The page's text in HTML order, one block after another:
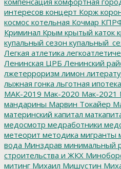
интересов концерт Корж
космос котельная Кочмар
Криминал Крым крытый каток
купальный сезон
Легкая атлетика
Ленинская ЦРБ Ленинский
лжетерроризм лимон
лыжная гонка льготная ипотека
МАК-2019 Мак-2020 Мак-2021
мандарины Марвин Токайер
материнский капитал
медосмотр медработники
метеорит методика мигранты
вода Минздрав минимальный
строительства и ЖКХ
митинг Михаил Мишустин